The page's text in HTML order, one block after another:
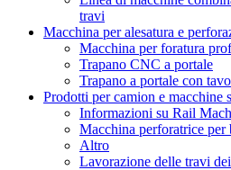
travi
Macchina per alesatura e
Macchina per foratura
Trapano CNC a portale
Trapano a portale con
Prodotti per camion e macchine
Informazioni su Rail
Macchina perforatrice per
Altro
Lavorazione delle travi